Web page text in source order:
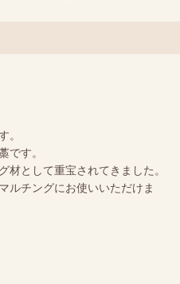
。
です。
材として重宝されてきました。
ルチングにお使いいただけま